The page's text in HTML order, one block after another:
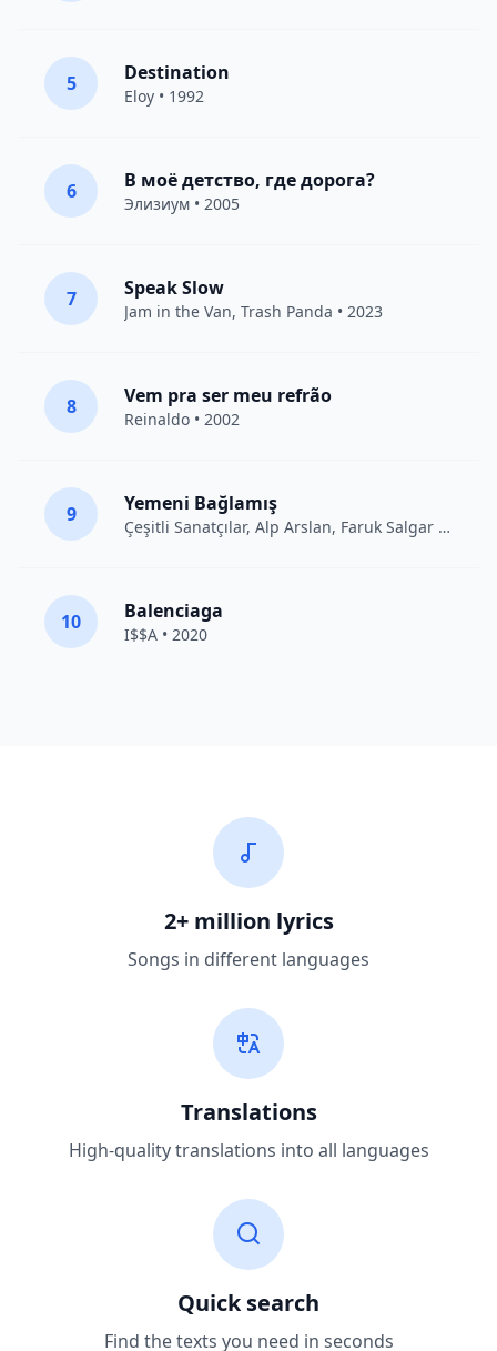
5 Destination
Eloy • 1992
6 В моё детство, где дорога?
Элизиум • 2005
7 Speak Slow
Jam in the Van, Trash Panda • 2023
8 Vem pra ser meu refrão
Reinaldo • 2002
9 Yemeni Bağlamış
Çeşitli Sanatçılar, Alp Arslan, Faruk Salgar • 2012
10 Balenciaga
I$$A • 2020
2+ million lyrics
Songs in different languages
Translations
High-quality translations into all languages
Quick search
Find the texts you need in seconds